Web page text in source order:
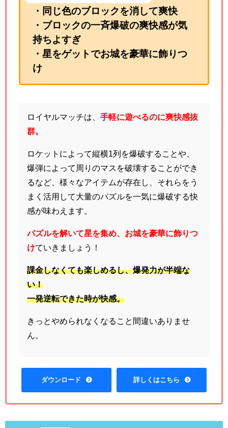
・同じ色のブロックを消して爽快
・ブロックの一斉爆破の爽快感が気
持ちよすぎ
・星をゲットでお城を豪華に飾りつ
け
ロイヤルマッチは、 手軽に遊べるのに爽快感抜
群。
ロケットによって縦横1列を爆破することや、
爆弾によって周りのマスを破壊することができ
るなど、様々なアイテムが存在し、それらをう
まく活用して大量のパズルを一気に爆破する快
感が味わえます。
パズルを解いて星を集め、お城を豪華に飾りつ
けていきましょう！
課金しなくても楽しめるし、爆発力が半端な
い！
一発逆転できた時が快感。
きっとやめられなくなること間違いありませ
ん。
ダウンロード 詳しくはこちら